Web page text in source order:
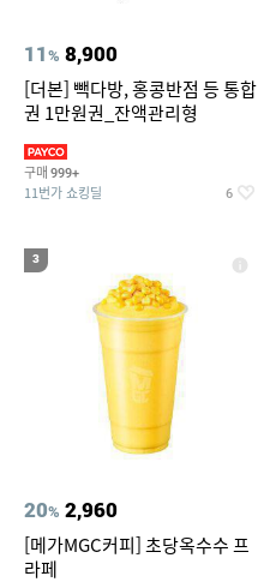
11% 8,900
[더본] 빽다방, 홍콩반점 등 통합
권 1만원권_잔액관리형
구매 999+
11번가 쇼킹딜 6
3
20% 2,960
[메가MGC커피] 초당옥수수 프
라페